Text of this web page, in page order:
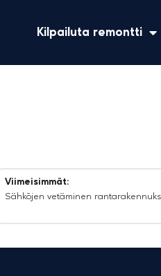
Kilpailuta remontti
Viimeisimmät:
Parven rakentaminen yksiöön